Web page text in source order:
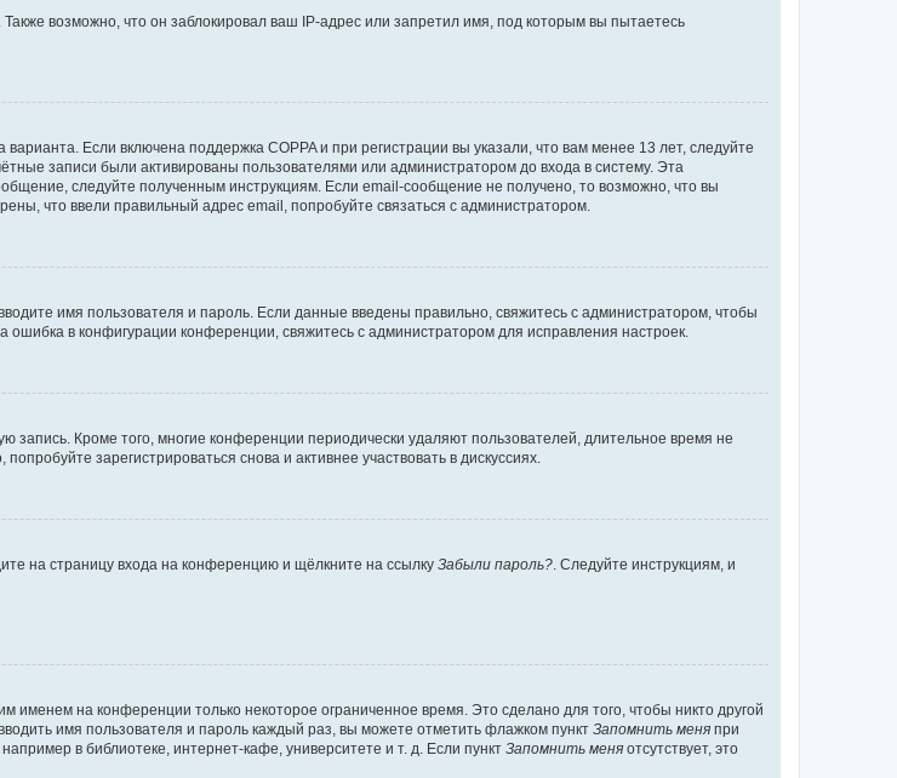
возможно, что он заблокировал ваш IP-адрес или запретил имя, под которым вы пытаетесь
Если включена поддержка COPPA и при регистрации вы указали, что вам менее 13 лет, следуйте
записи были активированы пользователями или администратором до входа в систему. Эта
следуйте полученным инструкциям. Если email-сообщение не получено, то возможно, что вы
что ввели правильный адрес email, попробуйте связаться с администратором.
имя пользователя и пароль. Если данные введены правильно, свяжитесь с администратором, чтобы
в конфигурации конференции, свяжитесь с администратором для исправления настроек.
запись. Кроме того, многие конференции периодически удаляют пользователей, длительное время не
зарегистрироваться снова и активнее участвовать в дискуссиях.
на страницу входа на конференцию и щёлкните на ссылку Забыли пароль? . Следуйте инструкциям, и
именем на конференции только некоторое ограниченное время. Это сделано для того, чтобы никто другой
имя пользователя и пароль каждый раз, вы можете отметить флажком пункт Запомнить меня при
в библиотеке, интернет-кафе, университете и т. д. Если пункт Запомнить меня отсутствует, это